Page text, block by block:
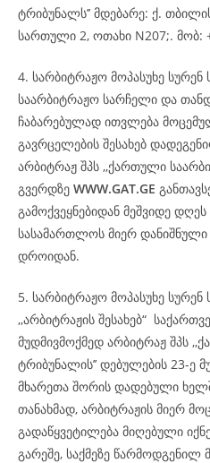
ტრიბუნალს’’ მდებარე: ქ.
სართული 2, ოთახი N207;. მობ:
4. სარბიტრაჟო მოპასუხე
საარბიტრაჟო სარჩელი და
ჩაბარებულად ითვლება
გავრცელების შესახებ
არბიტრაჟ შპს ,,ქართული
გვერდზე WWW.GAT.GE
გამოქვეყნებიდან მეშვიდე
სასამართლოს მიერ
დროიდან.
5. სარბიტრაჟო მოპასუხე
,,არბიტრაჟის შესახებ“
მუდმივმოქმედ არბიტრაჟ შპს
ტრიბუნალის’’ დებულების 23-ე
მხარეთა შორის დადებული
თანახმად, არბიტრაჟის მიერ
გადაწყვეტილება მიღებული
გარეშე, საქმეზე წარმოდგენილ